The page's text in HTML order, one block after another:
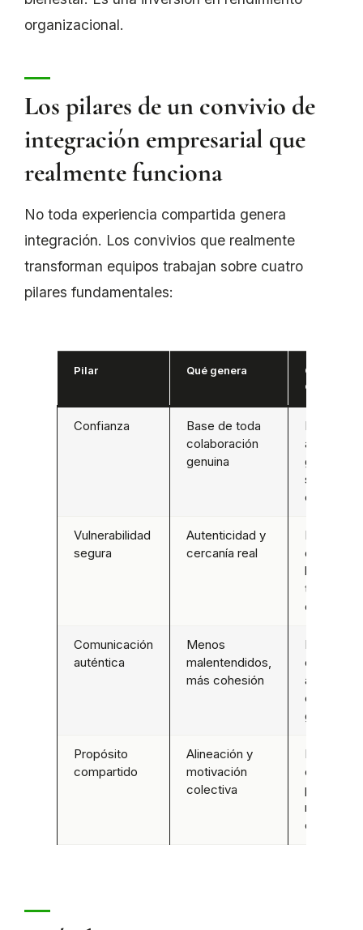
organizacional.
Los pilares de un convivio de
integración empresarial que
realmente funciona
No toda experiencia compartida genera
integración. Los convivios que realmente
transforman equipos trabajan sobre cuatro
pilares fundamentales:
Pilar Qué genera
Cómo se
diseña
Confianza
Base de toda
colaboración
genuina
apertura
gradual y
seguridad
emocional
Vulnerabilidad
segura
Autenticidad y
cercanía real
Espacios
donde
bien no
todo bajo
control
Comunicación
auténtica
Menos
malentendidos,
más cohesión
Procesos
escucha
activa y
expresión
genuina
Propósito
compartido
Alineación y
motivación
colectiva
Narrativa
conecta
personas
misión